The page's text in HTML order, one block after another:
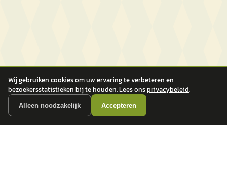
Wij gebruiken cookies om uw ervaring te verbeteren en
bezoekersstatistieken bij te houden. Lees onsprivacybeleid.
Alleen noodzakelijk Accepteren